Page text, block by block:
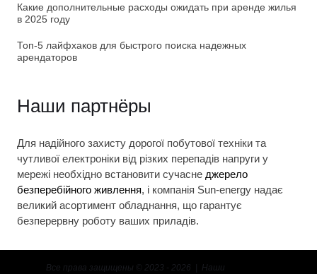
Какие дополнительные расходы ожидать при аренде жилья
в 2025 году
Топ-5 лайфхаков для быстрого поиска надежных
арендаторов
Наши партнёры
Для надійного захисту дорогої побутової техніки та
чутливої електроніки від різких перепадів напруги у
мережі необхідно встановити сучасне джерело
безперебійного живлення, і компанія Sun-energy надає
великий асортимент обладнання, що гарантує
безперервну роботу ваших приладів.
Все права защищены © 2023 - 2026 | Наши